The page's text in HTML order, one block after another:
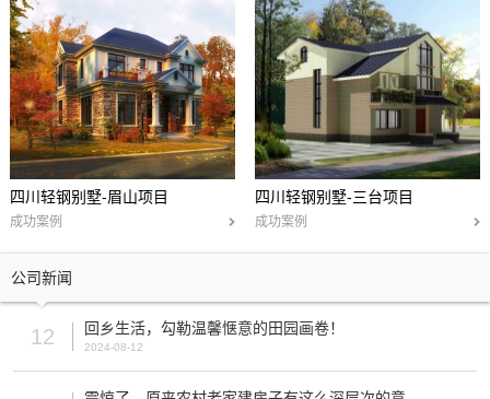
四川轻钢别墅-眉山项目
成功案例
四川轻钢别墅-三台项目
成功案例
公司新闻
12 回乡生活，勾勒温馨惬意的田园画卷！
2024-08-12